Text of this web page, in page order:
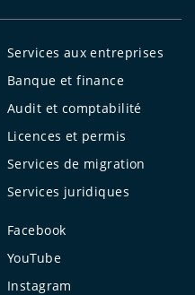
Services aux entreprises
Banque et finance
Audit et comptabilité
Licences et permis
Services de migration
Services juridiques
Facebook
YouTube
Instagram